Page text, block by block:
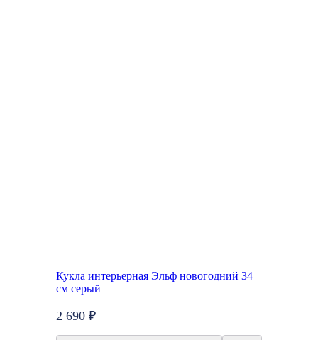
Кукла интерьерная Эльф новогодний 34
см серый
2 690 ₽